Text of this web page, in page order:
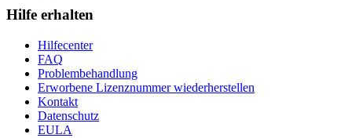
Hilfe erhalten
Hilfecenter
FAQ
Problembehandlung
Erworbene Lizenznummer wiederherstellen
Kontakt
Datenschutz
EULA